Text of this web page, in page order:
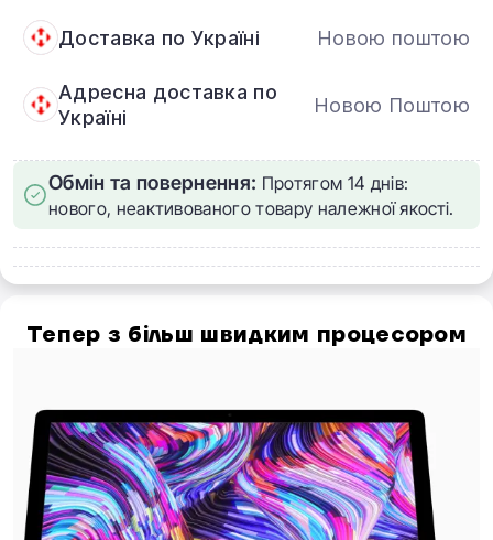
Доставка по Україні Новою поштою
Адресна доставка по
Україні
Новою Поштою
Обмін та повернення: Протягом 14 днів:
нового, неактивованого товару належної якості.
Тепер з більш швидким процесором